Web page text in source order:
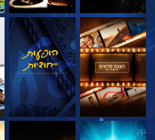
בדוק את הסדרה צפה